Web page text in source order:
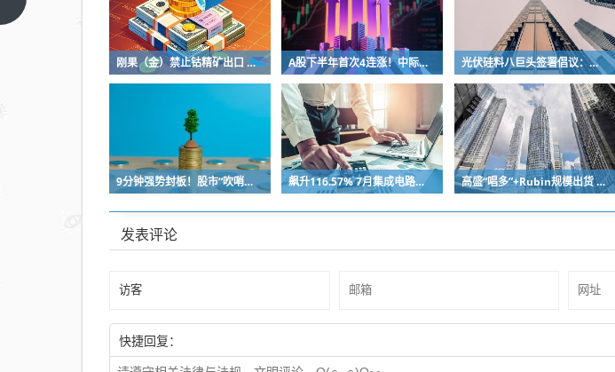
刚果（金）禁止钴精矿出口 钴矿板块狂飙 上市公司回应影响 A股下半年首次4连涨！中际旭创尾盘突然跳水 发生了什么？ 光伏硅料八巨头签署倡议：不得低于成本价销售
9分钟强势封板！股市“吹哨人”突然改口！市场风向变了？ 飙升116.57% 7月集成电路出口金额同比实现翻倍式增长 高盛“唱多”+Rubin规模出货 PCB概念掀涨停潮！多只中报预增股获资金青睐(名单)
发表评论
快捷回复：